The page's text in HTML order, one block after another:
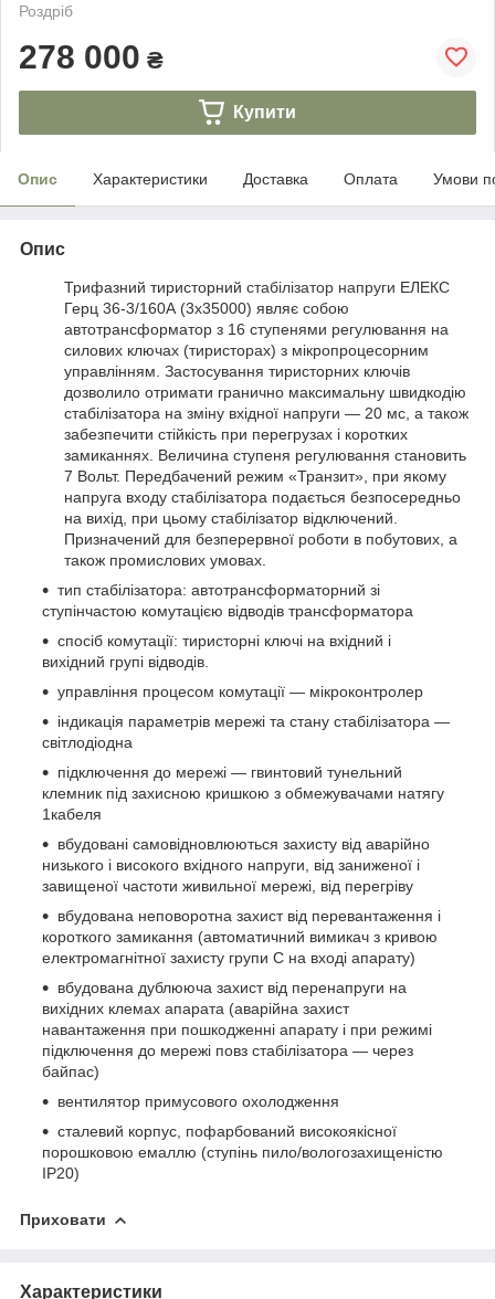
Роздріб
278 000 ₴
Купити
Опис Характеристики Доставка Оплата Умови
Опис
Трифазний тиристорний стабілізатор напруги ЕЛЕКС
Герц 36-3/160А (3x35000) являє собою
автотрансформатор з 16 ступенями регулювання на
силових ключах (тиристорах) з мікропроцесорним
управлінням. Застосування тиристорних ключів
дозволило отримати гранично максимальну швидкодію
стабілізатора на зміну вхідної напруги ― 20 мс, а також
забезпечити стійкість при перегрузах і коротких
замиканнях. Величина ступеня регулювання становить
7 Вольт. Передбачений режим «Транзит», при якому
напруга входу стабілізатора подається безпосередньо
на вихід, при цьому стабілізатор відключений.
Призначений для безперервної роботи в побутових, а
також промислових умовах.
тип стабілізатора: автотрансформаторний зі
ступінчастою комутацією відводів трансформатора
спосіб комутації: тиристорні ключі на вхідний і
вихідний групі відводів.
управління процесом комутації — мікроконтролер
індикація параметрів мережі та стану стабілізатора —
світлодіодна
підключення до мережі — гвинтовий тунельний
клемник під захисною кришкою з обмежувачами натягу
1кабеля
вбудовані самовідновлюються захисту від аварійно
низького і високого вхідного напруги, від заниженої і
завищеної частоти живильної мережі, від перегріву
вбудована неповоротна захист від перевантаження і
короткого замикання (автоматичний вимикач з кривою
електромагнітної захисту групи С на вході апарату)
вбудована дублююча захист від перенапруги на
вихідних клемах апарата (аварійна захист
навантаження при пошкодженні апарату і при режимі
підключення до мережі повз стабілізатора — через
байпас)
вентилятор примусового охолодження
сталевий корпус, пофарбований високоякісної
порошковою емаллю (ступінь пило/вологозахищеністю
IP20)
Приховати
Характеристики